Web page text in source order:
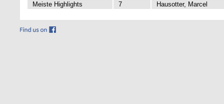
Meiste Highlights
7 Hausotter, Marcel